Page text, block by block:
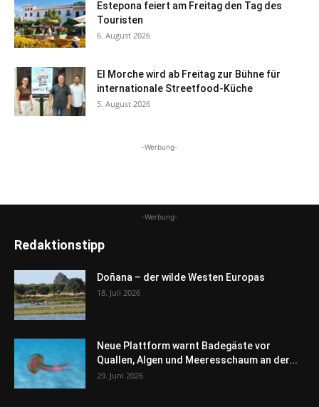
Estepona feiert am Freitag den Tag des
Touristen
6. August 2026
El Morche wird ab Freitag zur Bühne für
internationale Streetfood-Küche
5. August 2026
-Werbung-
-Werbung-
Redaktionstipp
Doñana – der wilde Westen Europas
18. Juli 2026
Neue Plattform warnt Badegäste vor
Quallen, Algen und Meeresschaum an der...
29. Juni 2026